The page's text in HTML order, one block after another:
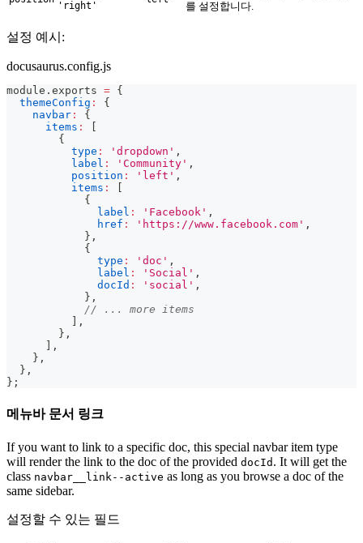
'right'
를 설정합니다.
설정 예시:
docusaurus.config.js
module . exports = {
themeConfig :
{
navbar :
{
items :
{
type : 'dropdown' ,
label : 'Community' ,
position : 'left' ,
items :
{
label : 'Facebook' ,
href : 'https://www.facebook.com' ,
} ,
{
type : 'doc' ,
label : 'Social' ,
docId : 'social' ,
} ,
// ... more items
,
} ,
,
} ,
} ,
} ;
메뉴바 문서 링크
If you want to link to a specific doc, this special navbar item type
will render the link to the doc of the provided docId . It will get the
class navbar__link--active as long as you browse a doc of the
same sidebar.
설정할 수 있는 필드